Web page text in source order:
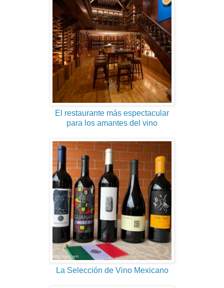
El restaurante más espectacular
para los amantes del vino
La Selección de Vino Mexicano